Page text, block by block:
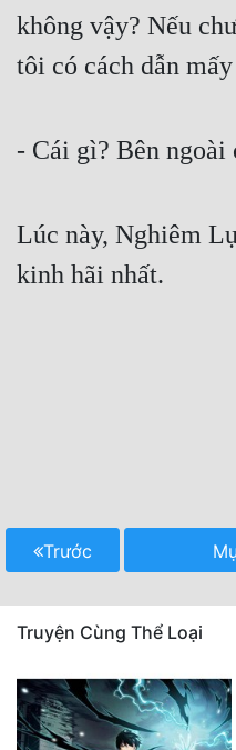
không vậy? Nếu
tôi có cách dẫn
- Cái gì? Bên ngoài
Lúc này, Nghiêm
kinh hãi nhất.
Trước
Truyện Cùng Thể Loại